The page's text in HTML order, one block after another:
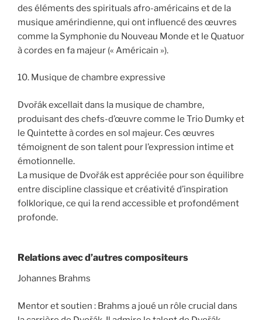
des éléments des spirituals afro-américains et de la
musique amérindienne, qui ont influencé des œuvres
comme la Symphonie du Nouveau Monde et le Quatuor
à cordes en fa majeur (« Américain »).
10. Musique de chambre expressive
Dvořák excellait dans la musique de chambre,
produisant des chefs-d’œuvre comme le Trio Dumky et
le Quintette à cordes en sol majeur. Ces œuvres
témoignent de son talent pour l’expression intime et
émotionnelle.
La musique de Dvořák est appréciée pour son équilibre
entre discipline classique et créativité d’inspiration
folklorique, ce qui la rend accessible et profondément
profonde.
Relations avec d’autres compositeurs
Johannes Brahms
Mentor et soutien : Brahms a joué un rôle crucial dans